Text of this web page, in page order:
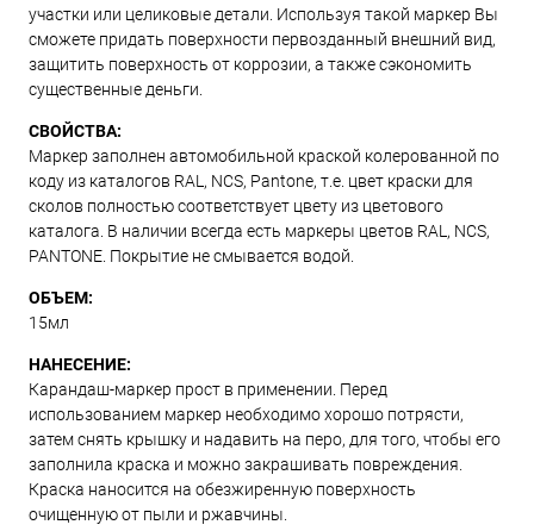
участки или целиковые детали. Используя такой маркер Вы
сможете придать поверхности первозданный внешний вид,
защитить поверхность от коррозии, а также сэкономить
существенные деньги.
СВОЙСТВА:
Маркер заполнен автомобильной краской колерованной по
коду из каталогов RAL, NCS, Pantone, т.е. цвет краски для
сколов полностью соответствует цвету из цветового
каталога. В наличии всегда есть маркеры цветов RAL, NCS,
PANTONE. Покрытие не смывается водой.
ОБЪЕМ:
15мл
НАНЕСЕНИЕ:
Карандаш-маркер прост в применении. Перед
использованием маркер необходимо хорошо потрясти,
затем снять крышку и надавить на перо, для того, чтобы его
заполнила краска и можно закрашивать повреждения.
Краска наносится на обезжиренную поверхность
очищенную от пыли и ржавчины.